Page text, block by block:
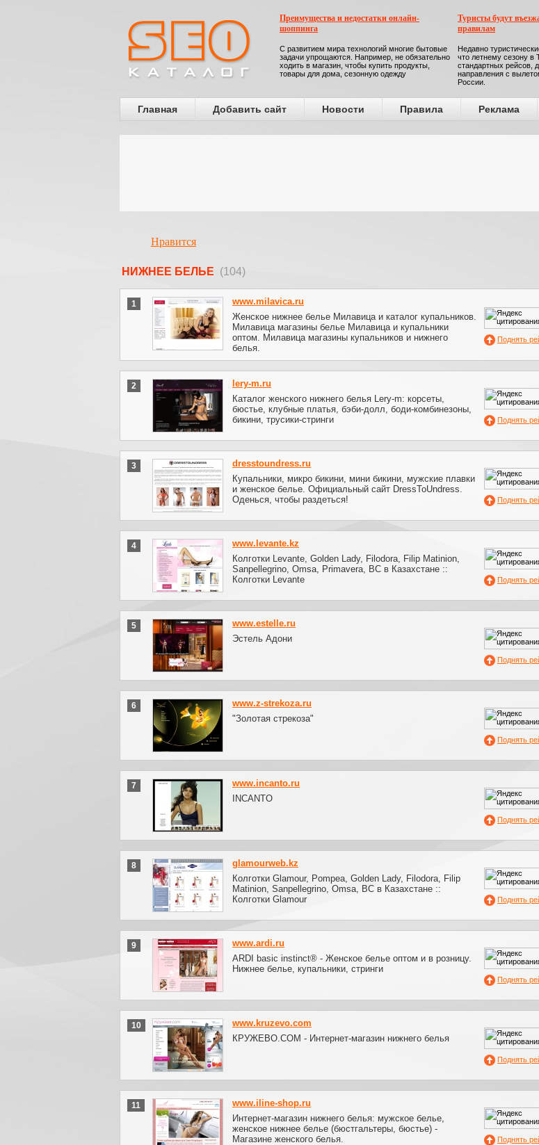
Преимущества и недостатки онлайн-
шоппинга
С развитием мира технологий многие бытовые
задачи упрощаются. Например, не обязательно
ходить в магазин, чтобы купить продукты,
товары для дома, сезонную одежду
Туристы будут
правилам
Недавно
что летнему сезону в
стандартных рейсов,
направления с
России.
Главная Добавить сайт Новости Правила Реклама
Нравится
НИЖНЕЕ БЕЛЬЕ (104)
1
www.milavica.ru
Женское нижнее белье Милавица и каталог купальников.
Милавица магазины белье Милавица и купальники
оптом. Милавица магазины купальников и нижнего
белья.
Поднять
2
lery-m.ru
Каталог женского нижнего белья Lery-m: корсеты,
бюстье, клубные платья, бэби-долл, боди-комбинезоны,
бикини, трусики-стринги
Поднять
3
dresstoundress.ru
Купальники, микро бикини, мини бикини, мужские плавки
и женское белье. Официальный сайт DressToUndress.
Оденься, чтобы раздеться!
Поднять
4
www.levante.kz
Колготки Levante, Golden Lady, Filodora, Filip Matinion,
Sanpellegrino, Omsa, Primavera, BC в Казахстане ::
Колготки Levante
Поднять
5
www.estelle.ru
Эстель Адони
Поднять
6
www.z-strekoza.ru
"Золотая стрекоза"
Поднять
7
www.incanto.ru
INCANTO
Поднять
8
glamourweb.kz
Колготки Glamour, Pompea, Golden Lady, Filodora, Filip
Matinion, Sanpellegrino, Omsa, BC в Казахстане ::
Колготки Glamour
Поднять
9
www.ardi.ru
ARDI basic instinct® - Женское белье оптом и в розницу.
Нижнее белье, купальники, стринги
Поднять
10
www.kruzevo.com
КРУЖЕВО.COM - Интернет-магазин нижнего белья
Поднять
11
www.iline-shop.ru
Интернет-магазин нижнего белья: мужское белье,
женское нижнее белье (бюстгальтеры, бюстье) -
Магазине женского белья.
Поднять